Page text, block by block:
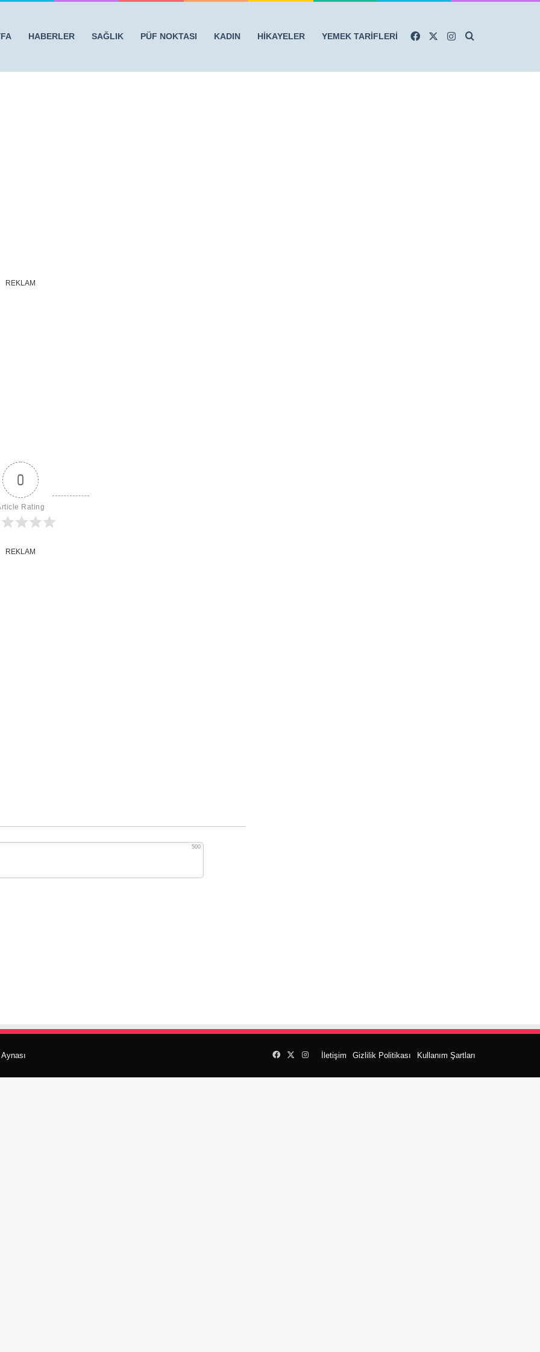
HABERLER SAĞLIK PÜF NOKTASI KADIN HİKAYELER YEMEK TARİFLERİ FacebookInstagram
REKLAM
0
Rating
REKLAM
500
İletişim Gizlilik Politikası Kullanım Şartları
Facebook
X Instagram